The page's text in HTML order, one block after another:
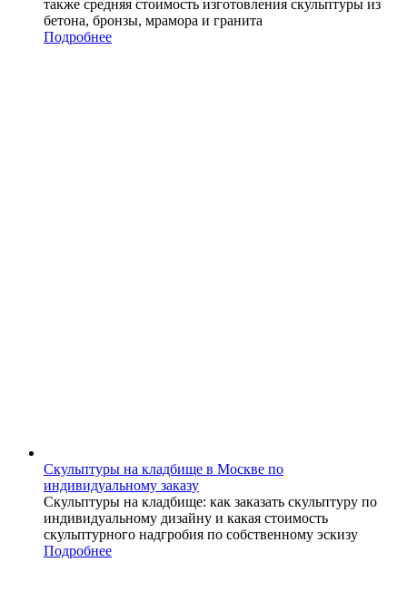
также средняя стоимость изготовления скульптуры из
бетона, бронзы, мрамора и гранита
Подробнее
Скульптуры на кладбище в Москве по
индивидуальному заказу
Скульптуры на кладбище: как заказать скульптуру по
индивидуальному дизайну и какая стоимость
скульптурного надгробия по собственному эскизу
Подробнее